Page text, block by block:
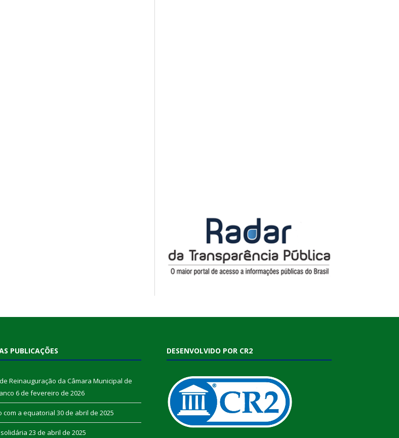
PUBLICAÇÕES
Reinauguração da Câmara Municipal de
6 de fevereiro de 2026
com a equatorial 30 de abril de 2025
23 de abril de 2025
DESENVOLVIDO POR CR2